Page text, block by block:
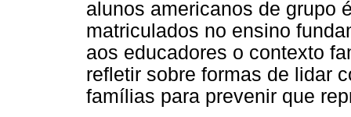
alunos americanos de grupo
matriculados no ensino
aos educadores o contexto
refletir sobre formas de lidar
famílias para prevenir que